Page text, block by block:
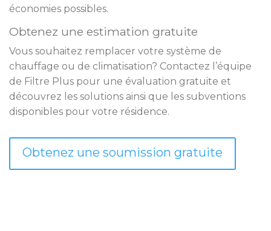
économies possibles.
Obtenez une estimation gratuite
Vous souhaitez remplacer votre système de
chauffage ou de climatisation? Contactez l’équipe
de Filtre Plus pour une évaluation gratuite et
découvrez les solutions ainsi que les subventions
disponibles pour votre résidence.
Obtenez une soumission gratuite